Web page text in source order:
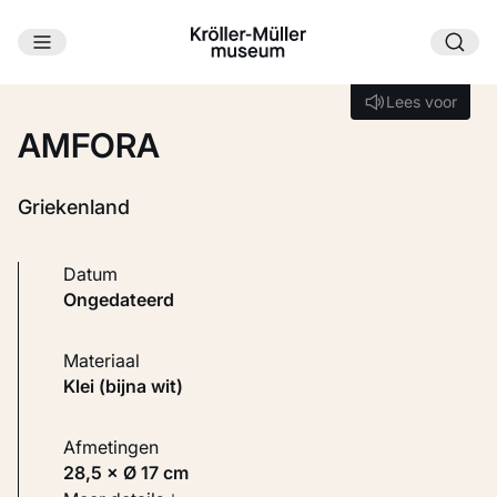
Ga naar hoofdinhoud
Lees voor
Lees voor
AMFORA
Griekenland
Datum
ongedateerd
Materiaal
Klei (bijna wit)
Afmetingen
28,5 × Ø 17 cm